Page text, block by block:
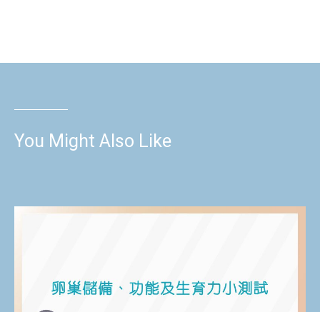
You Might Also Like